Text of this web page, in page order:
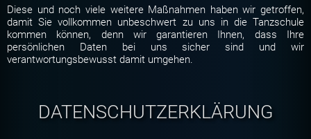
Diese und noch viele weitere Maßnahmen haben wir getroffen,
damit Sie vollkommen unbeschwert zu uns in die Tanzschule
kommen können, denn wir garantieren Ihnen, dass Ihre
persönlichen Daten bei uns sicher sind und wir
verantwortungsbewusst damit umgehen.
DATENSCHUTZERKLÄRUNG